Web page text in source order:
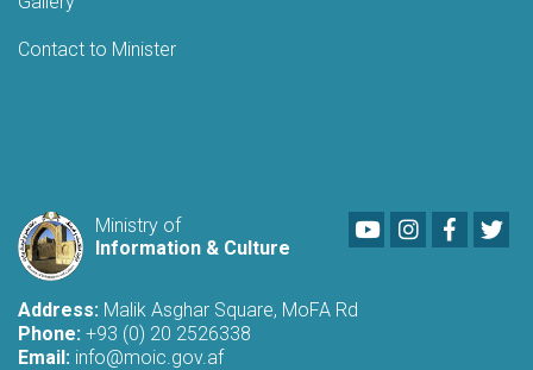
Contact to Minister
Ministry of
Information & Culture
YoutubeLinkedIn
Address: Malik Asghar Square, MoFA Rd
Phone: +93 (0) 20 2526338
Email: info@moic.gov.af